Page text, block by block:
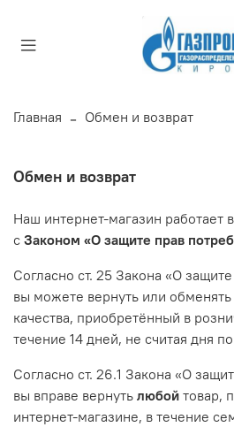
Главная Обмен и возврат
Обмен и возврат
Наш интернет-магазин работает
с Законом «О защите прав
Согласно ст. 25 Закона «О
вы можете вернуть или обменять
качества, приобретённый в
течение 14 дней, не считая дня
Согласно ст. 26.1 Закона «О
вы вправе вернуть любой товар,
интернет-магазине, в течение